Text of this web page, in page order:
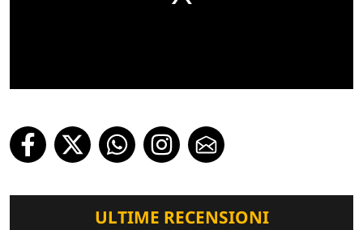
ULTIME RECENSIONI